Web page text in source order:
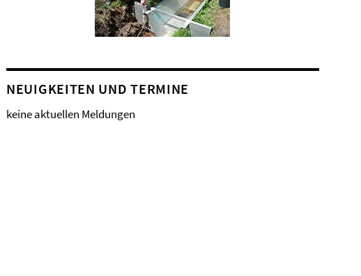
NEUIGKEITEN UND TERMINE
keine aktuellen Meldungen